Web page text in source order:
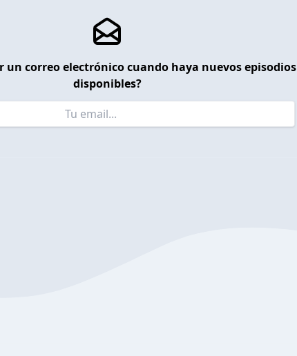
un correo electrónico cuando haya nuevos episodios
disponibles?